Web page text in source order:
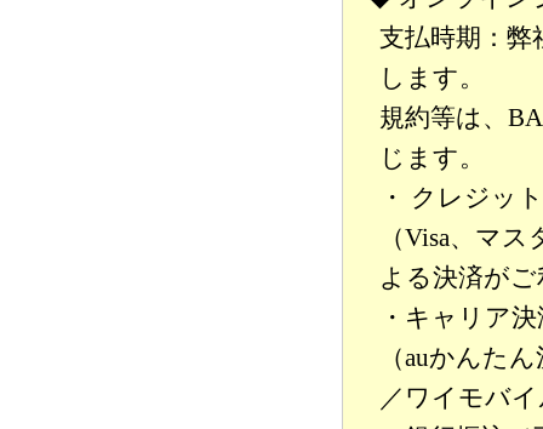
支払時期：
します。
規約等は、
じます。
・ クレジッ
（Visa、マ
よる決済が
・キャリア
（auかんた
／ワイモバ